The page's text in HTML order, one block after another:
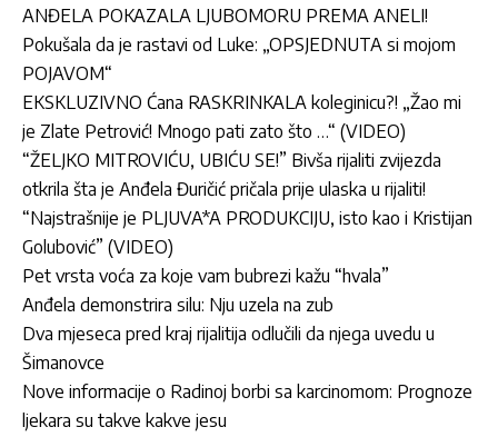
ANĐELA POKAZALA LJUBOMORU PREMA ANELI!
Pokušala da je rastavi od Luke: „OPSJEDNUTA si mojom
POJAVOM“
EKSKLUZIVNO Ćana RASKRINKALA koleginicu?! „Žao mi
je Zlate Petrović! Mnogo pati zato što …“ (VIDEO)
“ŽELJKO MITROVIĆU, UBIĆU SE!” Bivša rijaliti zvijezda
otkrila šta je Anđela Đuričić pričala prije ulaska u rijaliti!
“Najstrašnije je PLJUVA*A PRODUKCIJU, isto kao i Kristijan
Golubović” (VIDEO)
Pet vrsta voća za koje vam bubrezi kažu “hvala”
Anđela demonstrira silu: Nju uzela na zub
Dva mjeseca pred kraj rijalitija odlučili da njega uvedu u
Šimanovce
Nove informacije o Radinoj borbi sa karcinomom: Prognoze
ljekara su takve kakve jesu